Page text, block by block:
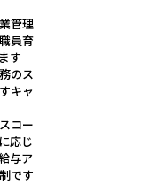
管理
員育
す
のス
キャ
コー
応じ
与ア
です